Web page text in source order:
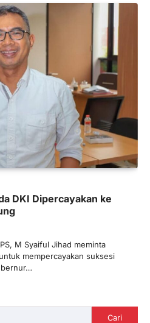
DKI Dipercayakan ke
M Syaiful Jihad meminta
mempercayakan suksesi
Cari